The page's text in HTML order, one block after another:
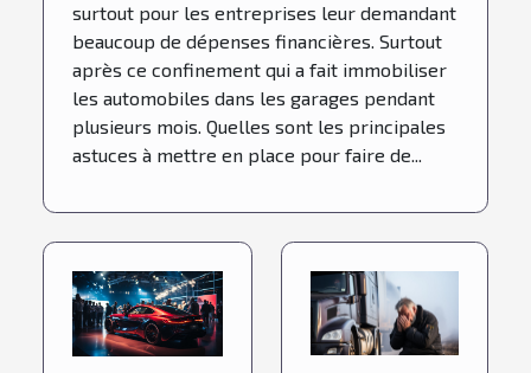
surtout pour les entreprises leur demandant
beaucoup de dépenses financières. Surtout
après ce confinement qui a fait immobiliser
les automobiles dans les garages pendant
plusieurs mois. Quelles sont les principales
astuces à mettre en place pour faire de...